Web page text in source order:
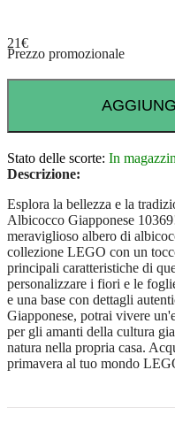
21€
Prezzo promozionale
Stato delle scorte: In
Descrizione:
Esplora la bellezza e la
Albicocco Giapponese
meraviglioso albero di
collezione LEGO con un
principali caratteristiche di
personalizzare i fiori e le
e una base con dettagli
Giapponese, potrai vivere
per gli amanti della cultura
natura nella propria casa.
primavera al tuo mondo